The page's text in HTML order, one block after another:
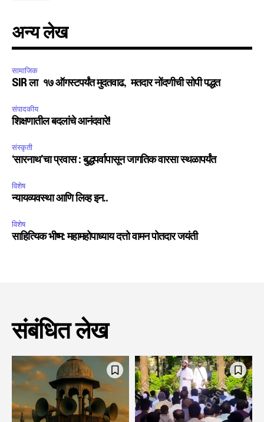
अन्य लेख
सामाजिक
SIR ला १७ ऑगस्टपर्यंत मुदतवाढ, मतदार नोंदणीची सोपी पद्धत
संपादकीय
शिक्षणातील बदलांचे आनंदवारे!
संस्कृती
‘सारनाथ’चा प्रवास : बुद्धपर्वापासून जागतिक वारसा स्थळापर्यंत
विशेष
न्यायव्यवस्था आणि लिव्ह इन..
विशेष
साहित्यिक भीष्म: महामहोपाध्याय दत्तो वामन पोतदार जयंती
संबंधित लेख